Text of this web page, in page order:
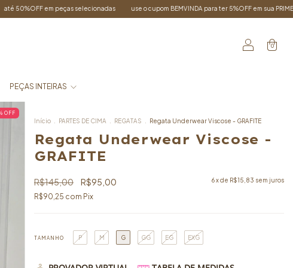
use o cupom BEMVINDA para ter 5%OFF em sua PRIMEIRA COMPRA FRETE
0
PEÇAS INTEIRAS
OFF
Início PARTES DE CIMA REGATAS Regata Underwear Viscose - GRAFITE
Regata Underwear Viscose -
GRAFITE
R$145,00 R$95,00 6x de R$15,83 sem juros
R$90,25 com Pix
TAMANHO P M G GG EG EXG